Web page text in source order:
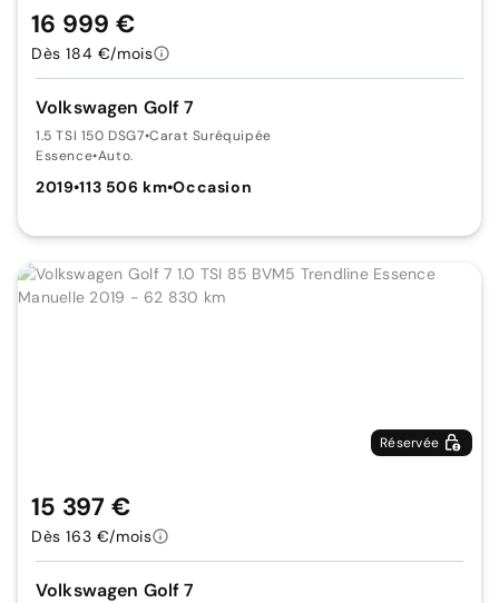
Volkswagen Golf 7
1.5 TSI 150 DSG7•Carat Suréquipée
Essence•Auto.
2019•113 506 km•Occasion
16 999 €
Dès 184 €/mois
Réservée
Volkswagen Golf 7
15 397 €
Dès 163 €/mois